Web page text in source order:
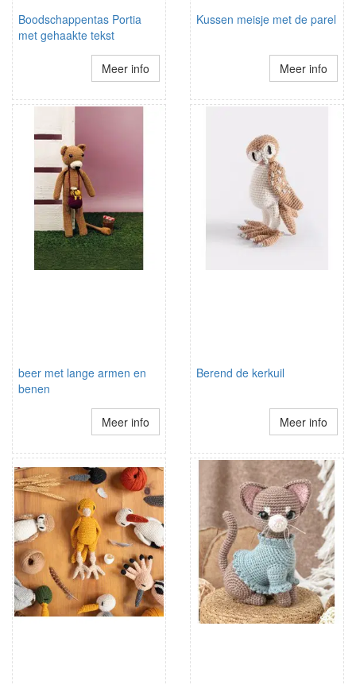
Boodschappentas Portia
met gehaakte tekst
Meer info
Kussen meisje met de parel
Meer info
beer met lange armen en
benen
Meer info
Berend de kerkuil
Meer info